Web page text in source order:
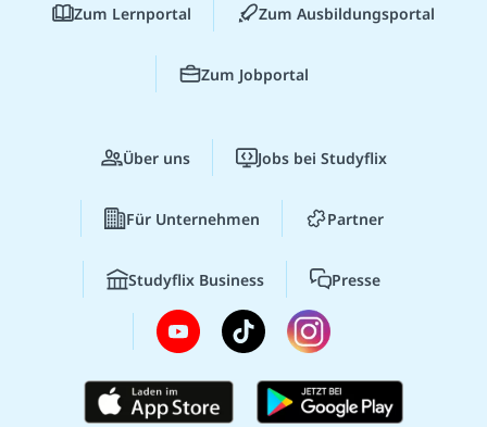
Zum Lernportal Zum Ausbildungsportal
Zum Jobportal
Über uns Jobs bei Studyflix
Für Unternehmen Partner
Studyflix Business Presse